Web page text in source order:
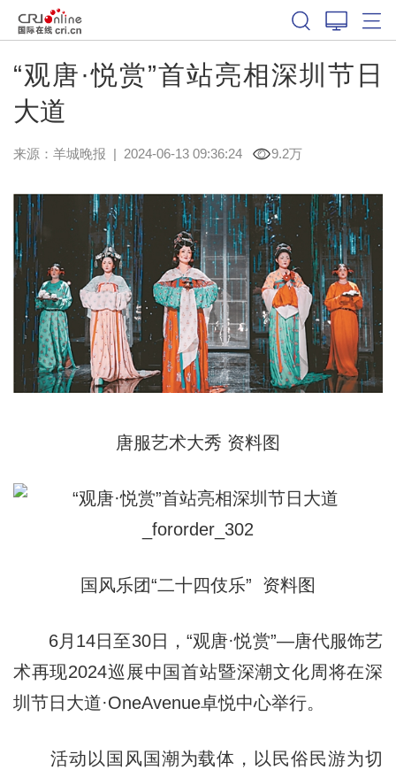
“观唐·悦赏”首站亮相深圳节日
大道
来源： 羊城晚报 | 2024-06-13 09:36:24 9.2万
唐服艺术大秀 资料图
国风乐团“二十四伎乐” 资料图
6月14日至30日，“观唐·悦赏”—唐代服饰艺
术再现2024巡展中国首站暨深潮文化周将在深
圳节日大道·OneAvenue卓悦中心举行。
活动以国风国潮为载体，以民俗民游为切